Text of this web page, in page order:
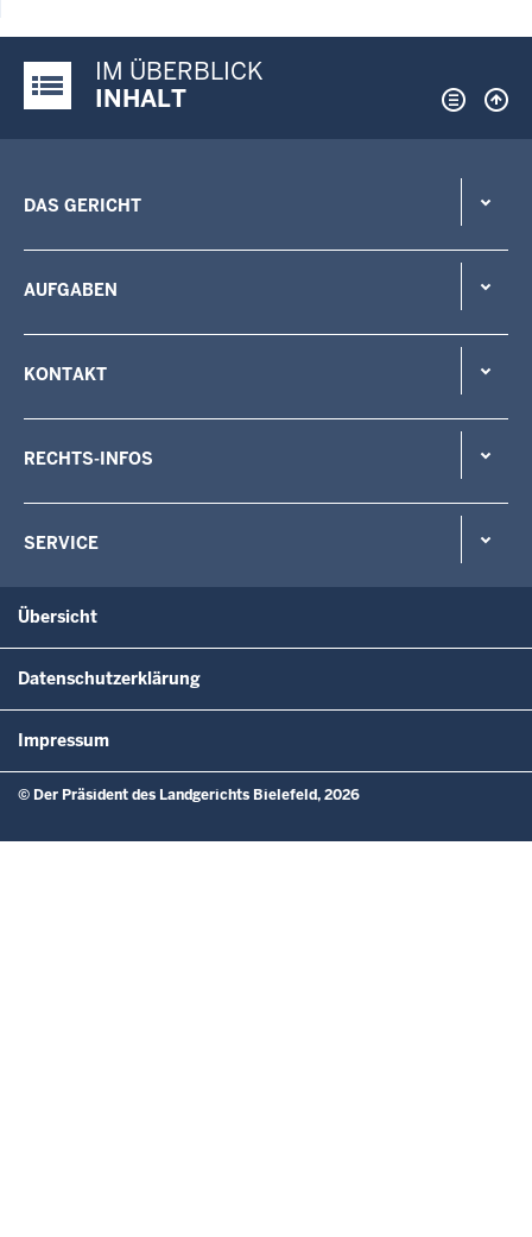
Justiz-Portal im Überblick:
IM ÜBERBLICK
INHALT
DAS GERICHT
AUFGABEN
KONTAKT
RECHTS-INFOS
SERVICE
Übersicht
Datenschutzerklärung
Impressum
© Der Präsident des Landgerichts Bielefeld, 2026